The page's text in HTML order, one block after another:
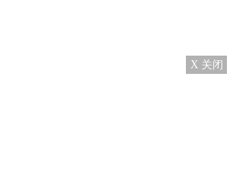
X 关闭